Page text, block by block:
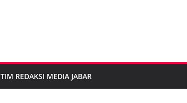
TIM REDAKSI MEDIA JABAR